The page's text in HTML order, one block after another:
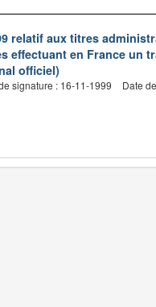
relatif aux titres
effectuant en France un
officiel)
signature : 16-11-1999 Date